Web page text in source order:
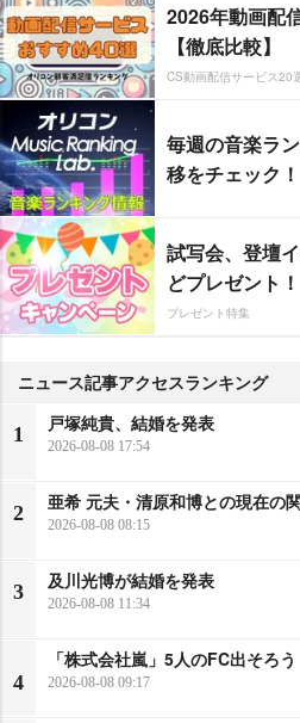
2026年動画配
【徹底比較】
CS動画配信サービス20
毎週の音楽ラ
移をチェック！
試写会、登壇
どプレゼント！
プレゼント特集
ニュース記事アクセスランキング
1
戸塚純貴、結婚を発表
2026-08-08 17:54
2
亜希 元夫・清原和博との現在の
2026-08-08 08:15
3
及川光博が結婚を発表
2026-08-08 11:34
4
「株式会社嵐」5人のFC出そろう
2026-08-08 09:17